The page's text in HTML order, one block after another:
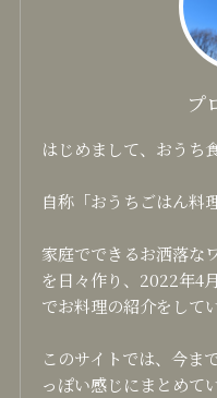
プ
はじめまして、おうち
自称「おうちごはん料
家庭でできるお洒落な
を日々作り、2022年4
でお料理の紹介をして
このサイトでは、今ま
っぽい感じにまとめて